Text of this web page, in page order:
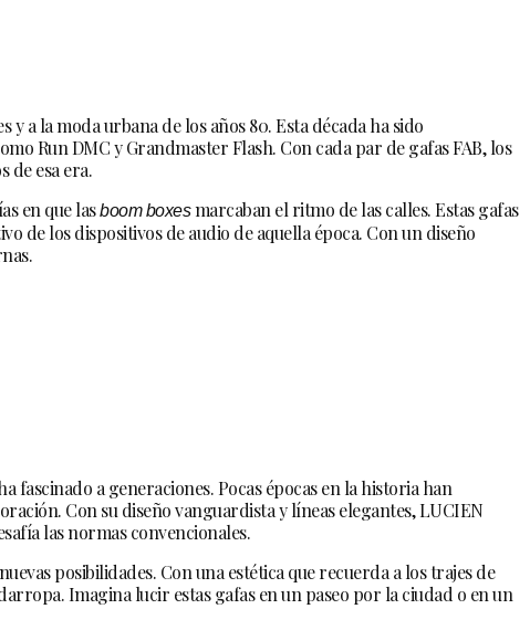
a la moda urbana de los años 80. Esta década ha sido
Run DMC y Grandmaster Flash. Con cada par de gafas FAB, los
de esa era.
en que lasboom boxesmarcaban el ritmo de las calles. Estas gafas
de los dispositivos de audio de aquella época. Con un diseño
fascinado a generaciones. Pocas épocas en la historia han
Con su diseño vanguardista y líneas elegantes, LUCIEN
las normas convencionales.
posibilidades. Con una estética que recuerda a los trajes de
Imagina lucir estas gafas en un paseo por la ciudad o en un